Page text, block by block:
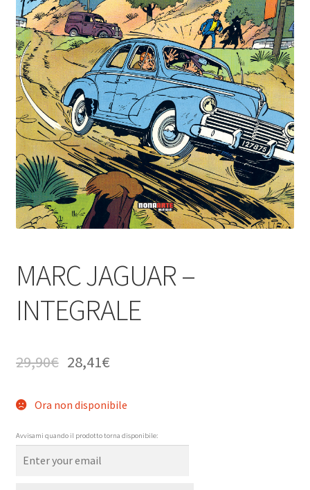
MARC JAGUAR –
INTEGRALE
29,90€ 28,41€
Ora non disponibile
Avvisami quando il prodotto torna disponibile: